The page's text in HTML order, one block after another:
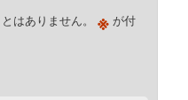
はありません。 ※ が付